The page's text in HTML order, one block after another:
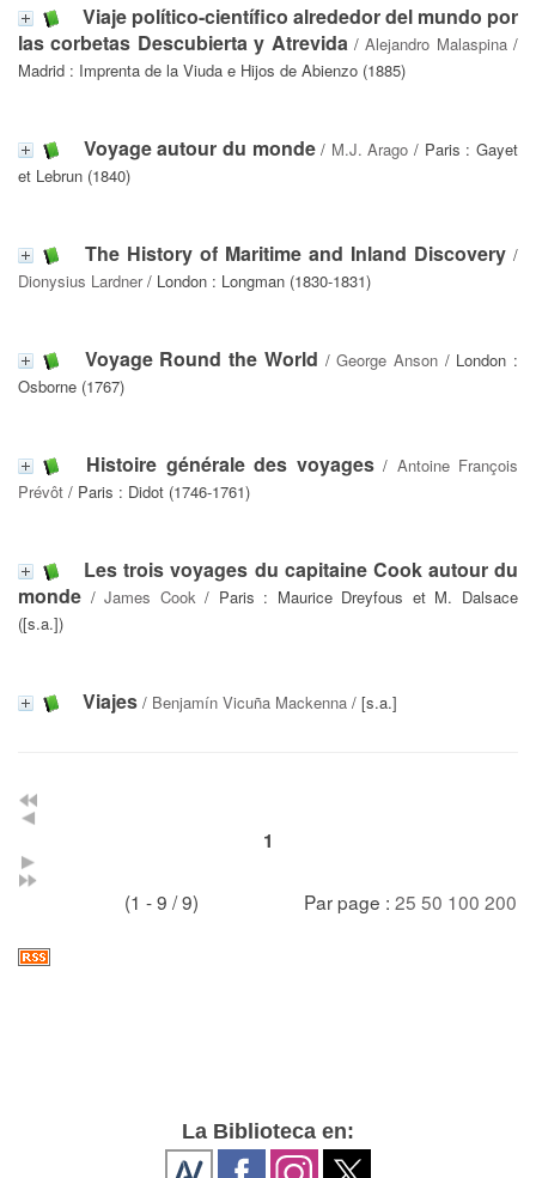
Viaje político-científico alrededor del mundo por
las corbetas Descubierta y Atrevida/Alejandro Malaspina/
Madrid : Imprenta de la Viuda e Hijos de Abienzo (1885)
Voyage autour du monde/ M.J. Arago / Paris : Gayet
et Lebrun (1840)
The History of Maritime and Inland Discovery /
Dionysius Lardner/ London : Longman (1830-1831)
Voyage Round the World /George Anson/ London :
Osborne (1767)
Histoire générale des voyages/ Antoine François
Prévôt / Paris : Didot (1746-1761)
Les trois voyages du capitaine Cook autour du
monde /James Cook/ Paris : Maurice Dreyfous et M. Dalsace
([s.a.])
Viajes / Benjamín Vicuña Mackenna / [s.a.]
1
(1 - 9 / 9) Par page : 25 50 100 200
La Biblioteca en: